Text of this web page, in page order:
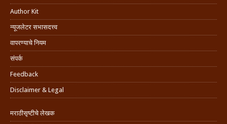
Author Kit
न्यूजलेटर सभासदत्त्व
वापरण्याचे नियम
संपर्क
Feedback
Disclaimer & Legal
मराठीसृष्टीचे लेखक